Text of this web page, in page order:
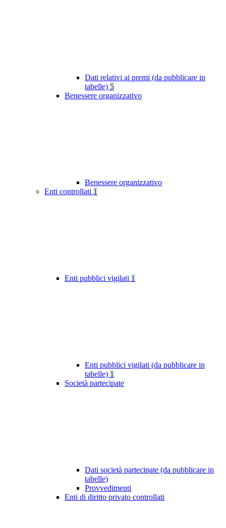
Dati relativi ai premi (da pubblicare in
tabelle) 5
Benessere organizzativo
Benessere organizzativo
Enti controllati 1
Enti pubblici vigilati 1
Enti pubblici vigilati (da pubblicare in
tabelle) 1
Società partecipate
Dati società partecipate (da pubblicare in
tabelle)
Provvedimenti
Enti di diritto privato controllati